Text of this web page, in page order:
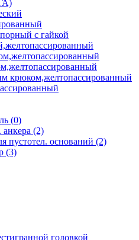
с гайкой
крюком,желтопассированный
(0)
(2)
пустотел. оснований (2)
(3)
головкой